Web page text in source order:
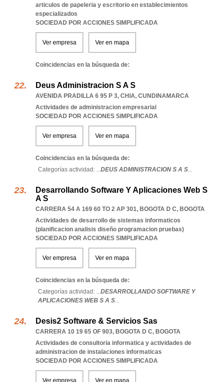
articulos de papeleria y escritorio en establecimientos
especializados
SOCIEDAD POR ACCIONES SIMPLIFICADA
Ver empresa Ver en mapa
Coincidencias en la búsqueda de:
Deus Administracion S A S
AVENIDA PRADILLA 6 95 P 3, CHIA, CUNDINAMARCA
Actividades de administracion empresarial
SOCIEDAD POR ACCIONES SIMPLIFICADA
Ver empresa Ver en mapa
Coincidencias en la búsqueda de:
Categorías actividad: ...DEUS ADMINISTRACION S A S...
Desarrollando Software Y Aplicaciones Web S
A S
CARRERA 54 A 169 60 TO 2 AP 301, BOGOTA D C, BOGOTA
Actividades de desarrollo de sistemas informaticos
(planificacion analisis diseño programacion pruebas)
SOCIEDAD POR ACCIONES SIMPLIFICADA
Ver empresa Ver en mapa
Coincidencias en la búsqueda de:
Categorías actividad: ...DESARROLLANDO SOFTWARE Y
APLICACIONES WEB S A S...
Desis2 Software & Servicios Sas
CARRERA 10 19 65 OF 903, BOGOTA D C, BOGOTA
Actividades de consultoria informatica y actividades de
administracion de instalaciones informaticas
SOCIEDAD POR ACCIONES SIMPLIFICADA
Ver empresa Ver en mapa